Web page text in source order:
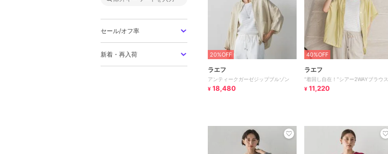
セール/オフ率
新着・再入荷 20%OFF
ラエフ
アンティークガーゼジップブルゾン
¥ 18,480
40%OFF
ラエフ
“着回し自在！”シアー2WAYブラウス
¥ 11,220